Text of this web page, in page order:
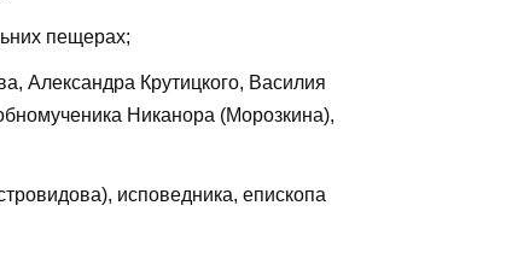
пещерах;
Александра Крутицкого, Василия
Никанора (Морозкина),
исповедника, епископа